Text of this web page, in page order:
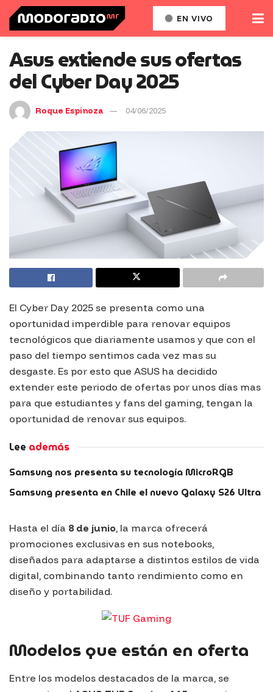
EN VIVO
Asus extiende sus ofertas
del Cyber Day 2025
Roque Espinoza 04/06/2025
El Cyber Day 2025 se presenta como una
oportunidad imperdible para renovar equipos
tecnológicos que diariamente usamos y que con el
paso del tiempo sentimos cada vez mas su
desgaste. Es por esto que ASUS ha decidido
extender este periodo de ofertas por unos días mas
para que estudiantes y fans del gaming, tengan la
oportunidad de renovar sus equipos.
Lee además
Samsung nos presenta su tecnología MicroRGB
Samsung presenta en Chile el nuevo Galaxy S26 Ultra
Hasta el día 8 de junio, la marca ofrecerá
promociones exclusivas en sus notebooks,
diseñados para adaptarse a distintos estilos de vida
digital, combinando tanto rendimiento como en
diseño y portabilidad.
Modelos que están en oferta
Entre los modelos destacados de la marca, se